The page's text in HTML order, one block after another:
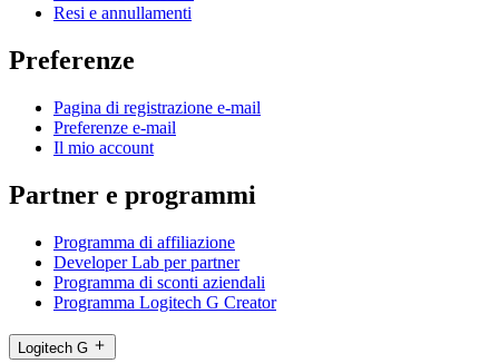
Resi e annullamenti
Preferenze
Pagina di registrazione e-mail
Preferenze e-mail
Il mio account
Partner e programmi
Programma di affiliazione
Developer Lab per partner
Programma di sconti aziendali
Programma Logitech G Creator
Logitech G